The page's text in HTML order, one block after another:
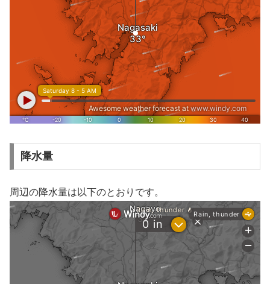
降水量
周辺の降水量は以下のとおりです。